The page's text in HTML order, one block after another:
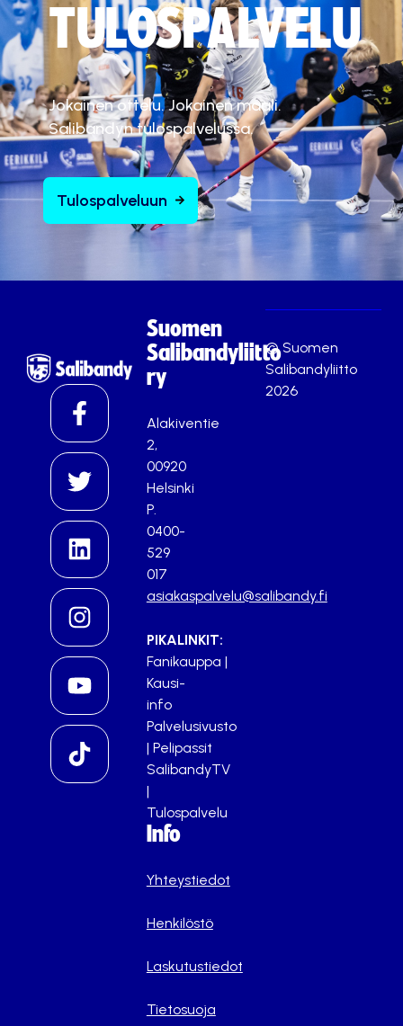
TULOSPALVELU
Jokainen ottelu. Jokainen maali.
Salibandyn tulospalvelussa.
Tulospalveluun
Suomen
Salibandyliitto
ry
Alakiventie
2,
00920
Helsinki
P.
0400-
529
017
asiakaspalvelu@salibandy.fi
PIKALINKIT:
Fanikauppa |
Kausi-
info
Palvelusivusto
| Pelipassit
SalibandyTV
|
Tulospalvelu
Info
Yhteystiedot
Henkilöstö
Laskutustiedot
Tietosuoja
© Suomen
Salibandyliitto
2026